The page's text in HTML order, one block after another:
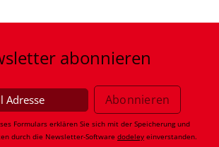
abonnieren
Formulars erklären Sie sich mit der Speicherung und
durch die Newsletter-Software dodeley einverstanden.